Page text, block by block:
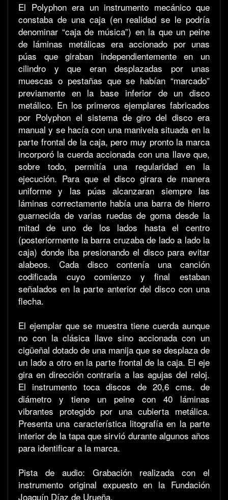
El Polyphon era un instrumento mecánico que
constaba de una caja (en realidad se le podría
denominar “caja de música”) en la que un peine
de láminas metálicas era accionado por unas
púas que giraban independientemente en un
cilindro y que eran desplazadas por unas
muescas o pestañas que se habían “marcado”
previamente en la base inferior de un disco
metálico. En los primeros ejemplares fabricados
por Polyphon el sistema de giro del disco era
manual y se hacía con una manivela situada en la
parte frontal de la caja, pero muy pronto la marca
incorporó la cuerda accionada con una llave que,
sobre todo, permitía una regularidad en la
ejecución. Para que el disco girara de manera
uniforme y las púas alcanzaran siempre las
láminas correctamente había una barra de hierro
guarnecida de varias ruedas de goma desde la
mitad de uno de los lados hasta el centro
(posteriormente la barra cruzaba de lado a lado la
caja) donde iba presionando el disco para evitar
alabeos. Cada disco contenía una canción
codificada cuyo comienzo y final estaban
señalados en la parte anterior del disco con una
flecha.
El ejemplar que se muestra tiene cuerda aunque
no con la clásica llave sino accionada con un
cigüeñal dotado de una manija que se desplaza de
un lado a otro en la parte frontal de la caja. El eje
gira en dirección contraria a las agujas del reloj.
El instrumento toca discos de 20,6 cms. de
diámetro y tiene un peine con 40 láminas
vibrantes protegido por una cubierta metálica.
Presenta una característica litografía en la parte
interior de la tapa que sirvió durante algunos años
para identificar a la marca.
Pista de audio: Grabación realizada con el
instrumento original expuesto en la Fundación
Joaquín Díaz de Urueña.